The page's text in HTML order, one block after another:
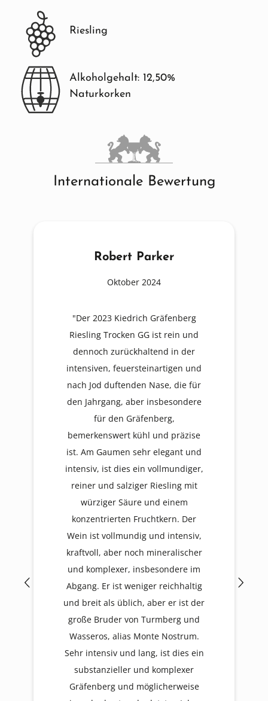
Riesling
Alkoholgehalt: 12,50%
Naturkorken
Internationale Bewertung
Robert Parker
Oktober 2024
"Der 2023 Kiedrich Gräfenberg
Riesling Trocken GG ist rein und
dennoch zurückhaltend in der
intensiven, feuersteinartigen und
nach Jod duftenden Nase, die für
den Jahrgang, aber insbesondere
für den Gräfenberg,
bemerkenswert kühl und präzise
ist. Am Gaumen sehr elegant und
intensiv, ist dies ein vollmundiger,
reiner und salziger Riesling mit
würziger Säure und einem
konzentrierten Fruchtkern. Der
Wein ist vollmundig und intensiv,
kraftvoll, aber noch mineralischer
und komplexer, insbesondere im
Abgang. Er ist weniger reichhaltig
und breit als üblich, aber er ist der
große Bruder von Turmberg und
Wasseros, alias Monte Nostrum.
Sehr intensiv und lang, ist dies ein
substanzieller und komplexer
Gräfenberg und möglicherweise